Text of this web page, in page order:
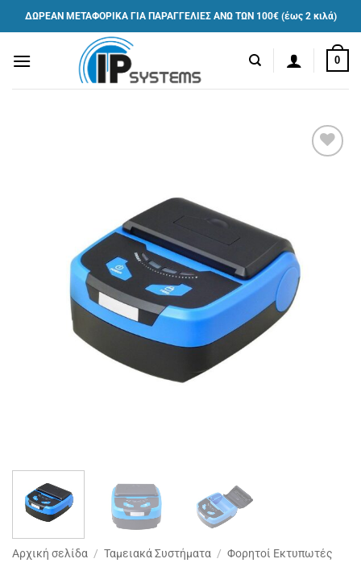
Μετάβαση
στο
ΔΩΡΕΑΝ ΜΕΤΑΦΟΡΙΚΑ ΓΙΑ ΠΑΡΑΓΓΕΛΙΕΣ ΑΝΩ ΤΩΝ 100€ (έως 2 κιλά)
0
Αρχική σελίδα / Ταμειακά Συστήματα / Φορητοί Εκτυπωτές